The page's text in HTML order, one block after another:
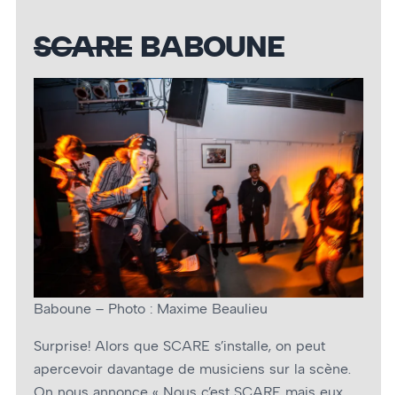
SCARE BABOUNE
Baboune – Photo : Maxime Beaulieu
Surprise! Alors que SCARE s’installe, on peut
apercevoir davantage de musiciens sur la scène.